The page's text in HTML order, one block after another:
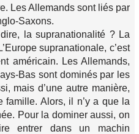
Les Allemands sont liés par
Saxons.
la supranationalité ? La
supranationale, c’est
américain. Les Allemands,
Bas sont dominés par les
mais d’une autre manière,
famille. Alors, il n’y a que la
Pour la dominer aussi, on
entrer dans un machin